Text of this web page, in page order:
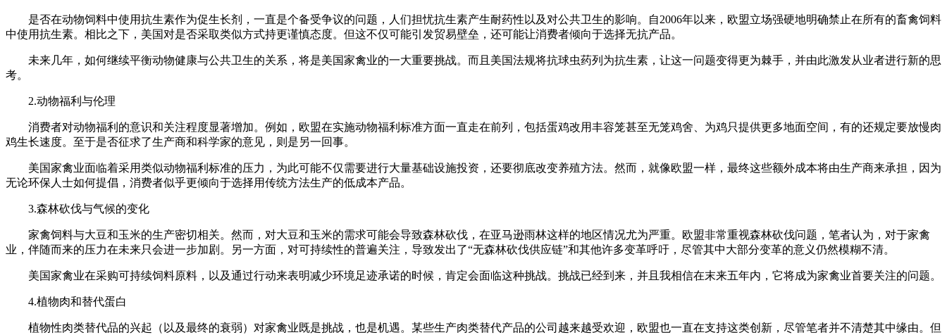
是否在动物饲料中使用抗生素作为促生长剂，一直是个备受争议的问题，人们担忧抗生素产生耐药性以及对公共卫生的影响。自2006年以来，欧盟立场强硬地明确禁止在所有的畜禽饲料
中使用抗生素。相比之下，美国对是否采取类似方式持更谨慎态度。但这不仅可能引发贸易壁垒，还可能让消费者倾向于选择无抗产品。
未来几年，如何继续平衡动物健康与公共卫生的关系，将是美国家禽业的一大重要挑战。而且美国法规将抗球虫药列为抗生素，让这一问题变得更为棘手，并由此激发从业者进行新的思
考。
2.动物福利与伦理
消费者对动物福利的意识和关注程度显著增加。例如，欧盟在实施动物福利标准方面一直走在前列，包括蛋鸡改用丰容笼甚至无笼鸡舍、为鸡只提供更多地面空间，有的还规定要放慢肉
鸡生长速度。至于是否征求了生产商和科学家的意见，则是另一回事。
美国家禽业面临着采用类似动物福利标准的压力，为此可能不仅需要进行大量基础设施投资，还要彻底改变养殖方法。然而，就像欧盟一样，最终这些额外成本将由生产商来承担，因为
无论环保人士如何提倡，消费者似乎更倾向于选择用传统方法生产的低成本产品。
3.森林砍伐与气候的变化
家禽饲料与大豆和玉米的生产密切相关。然而，对大豆和玉米的需求可能会导致森林砍伐，在亚马逊雨林这样的地区情况尤为严重。欧盟非常重视森林砍伐问题，笔者认为，对于家禽
业，伴随而来的压力在未来只会进一步加剧。另一方面，对可持续性的普遍关注，导致发出了“无森林砍伐供应链”和其他许多变革呼吁，尽管其中大部分变革的意义仍然模糊不清。
美国家禽业在采购可持续饲料原料，以及通过行动来表明减少环境足迹承诺的时候，肯定会面临这种挑战。挑战已经到来，并且我相信在末来五年内，它将成为家禽业首要关注的问题。
4.植物肉和替代蛋白
植物性肉类替代品的兴起（以及最终的衰弱）对家禽业既是挑战，也是机遇。某些生产肉类替代产品的公司越来越受欢迎，欧盟也一直在支持这类创新，尽管笔者并不清楚其中缘由。但